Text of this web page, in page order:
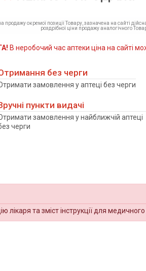
продажу окремої позиції Товару, зазначена на сайті
роздрібної ціни продажу аналогічного
В неробочий час аптеки ціна на сайті
без черги
замовлення у аптеці без черги
пункти видачі
замовлення у найближчій аптеці
черги
та зміст інструкції для